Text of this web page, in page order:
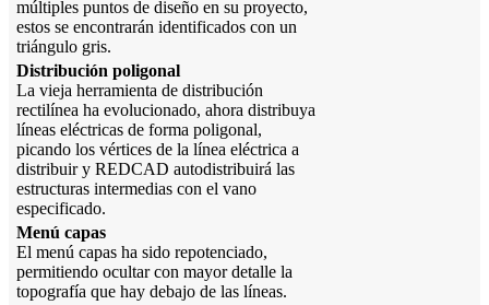
múltiples puntos de diseño en su proyecto,
estos se encontrarán identificados con un
triángulo gris.
Distribución poligonal
La vieja herramienta de distribución
rectilínea ha evolucionado, ahora distribuya
líneas eléctricas de forma poligonal,
picando los vértices de la línea eléctrica a
distribuir y REDCAD autodistribuirá las
estructuras intermedias con el vano
especificado.
Menú capas
El menú capas ha sido repotenciado,
permitiendo ocultar con mayor detalle la
topografía que hay debajo de las líneas.